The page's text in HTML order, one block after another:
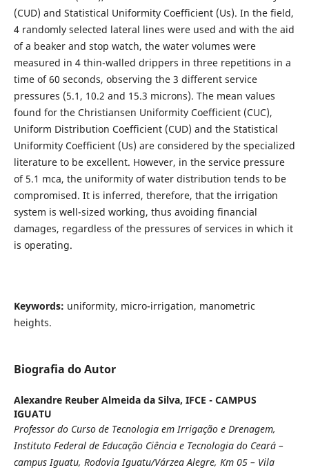
(CUD) and Statistical Uniformity Coefficient (Us). In the field,
4 randomly selected lateral lines were used and with the aid
of a beaker and stop watch, the water volumes were
measured in 4 thin-walled drippers in three repetitions in a
time of 60 seconds, observing the 3 different service
pressures (5.1, 10.2 and 15.3 microns). The mean values
found for the Christiansen Uniformity Coefficient (CUC),
Uniform Distribution Coefficient (CUD) and the Statistical
Uniformity Coefficient (Us) are considered by the specialized
literature to be excellent. However, in the service pressure
of 5.1 mca, the uniformity of water distribution tends to be
compromised. It is inferred, therefore, that the irrigation
system is well-sized working, thus avoiding financial
damages, regardless of the pressures of services in which it
is operating.
Keywords: uniformity, micro-irrigation, manometric
heights.
Biografia do Autor
Alexandre Reuber Almeida da Silva, IFCE - CAMPUS
IGUATU
Professor do Curso de Tecnologia em Irrigação e Drenagem,
Instituto Federal de Educação Ciência e Tecnologia do Ceará –
campus Iguatu, Rodovia Iguatu/Várzea Alegre, Km 05 – Vila